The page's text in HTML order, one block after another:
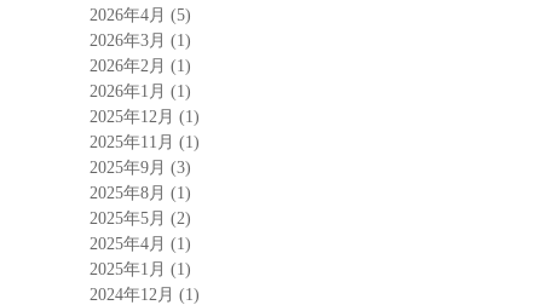
2026年4月 (5)
2026年3月 (1)
2026年2月 (1)
2026年1月 (1)
2025年12月 (1)
2025年11月 (1)
2025年9月 (3)
2025年8月 (1)
2025年5月 (2)
2025年4月 (1)
2025年1月 (1)
2024年12月 (1)